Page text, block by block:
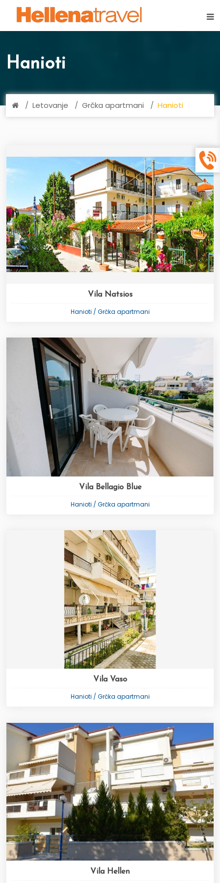
Hanioti
Letovanje Grčka apartmani Hanioti
Vila Natsios
Hanioti / Grčka apartmani
Vila Bellagio Blue
Hanioti / Grčka apartmani
Vila Vaso
Hanioti / Grčka apartmani
Vila Hellen